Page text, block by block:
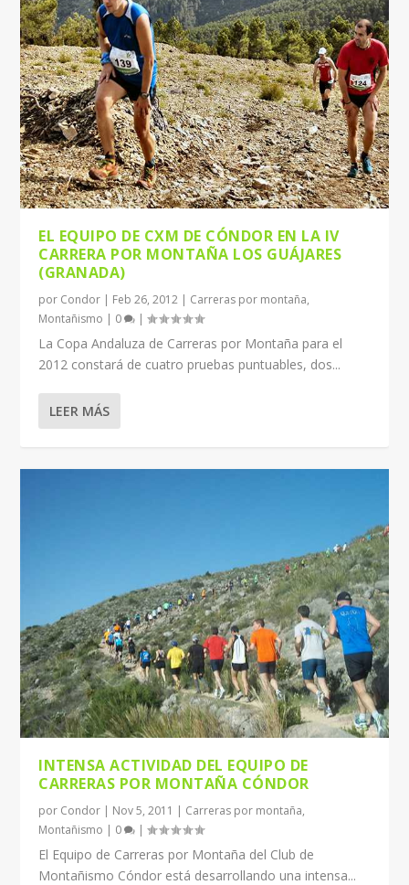
EL EQUIPO DE CXM DE CÓNDOR EN LA IV
CARRERA POR MONTAÑA LOS GUÁJARES
(GRANADA)
por Condor | Feb 26, 2012 | Carreras por montaña,
Montañismo | 0 |
La Copa Andaluza de Carreras por Montaña para el
2012 constará de cuatro pruebas puntuables, dos...
LEER MÁS
INTENSA ACTIVIDAD DEL EQUIPO DE
CARRERAS POR MONTAÑA CÓNDOR
por Condor | Nov 5, 2011 | Carreras por montaña,
Montañismo | 0 |
El Equipo de Carreras por Montaña del Club de
Montañismo Cóndor está desarrollando una intensa...